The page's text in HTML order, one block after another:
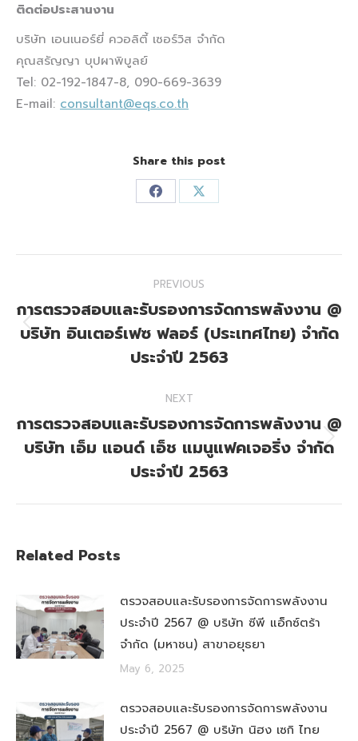
ติดต่อประสานงาน
บริษัท เอนเนอร์ยี่ ควอลิตี้ เซอร์วิส จำกัด
คุณสรัญญา บุปผาพิบูลย์
Tel: 02-192-1847-8, 090-669-3639
E-mail: consultant@eqs.co.th
Share this post
Share
Facebook
Share
X
PREVIOUS
Previous
post:
การตรวจสอบและรับรองการจัดการพลังงาน @
บริษัท อินเตอร์เฟซ ฟลอร์ (ประเทศไทย) จำกัด
ประจำปี 2563
NEXT
Next
post:
การตรวจสอบและรับรองการจัดการพลังงาน @
บริษัท เอ็ม แอนด์ เอ็ช แมนูแฟคเจอริ่ง จำกัด
ประจำปี 2563
Related Posts
ตรวจสอบและรับรองการจัดการพลังงาน
ประจำปี 2567 @ บริษัท ซีพี แอ็กซ์ตร้า
จำกัด (มหาชน) สาขาอยุธยา
May 6, 2025
ตรวจสอบและรับรองการจัดการพลังงาน
ประจำปี 2567 @ บริษัท นิฮง เซกิ ไทย